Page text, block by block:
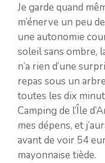
Je garde quand
m’énerve un peu
une autonomie
soleil sans ombre,
n’a rien d’une
repas sous un
toutes les dix
Camping de l’Île
mes dépens, et
avant de voir 54
mayonnaise tiède.